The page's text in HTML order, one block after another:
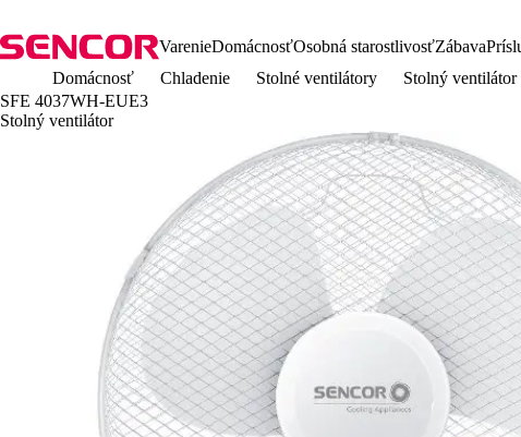
VarenieDomácnosťOsobná starostlivosťZábava
Domácnosť
Chladenie Stolné ventilátory
Stolný
SFE 4037WH-EUE3
Stolný ventilátor